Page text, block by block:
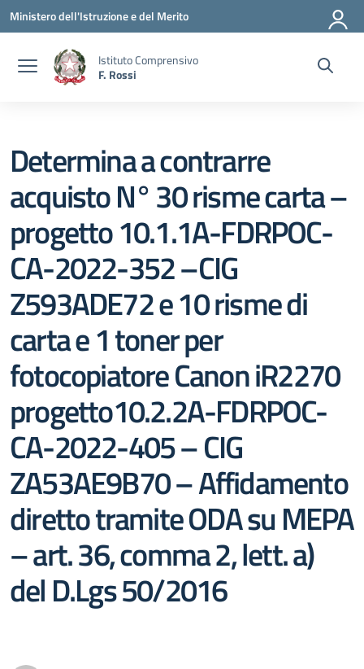
Vai ai contenuti
Vai al menu di navigazione
Vai al footer
Ministero dell'Istruzione e del Merito
Istituto Comprensivo
F. Rossi
Determina a contrarre
acquisto N° 30 risme carta –
progetto 10.1.1A-FDRPOC-
CA-2022-352 –CIG
Z593ADE72 e 10 risme di
carta e 1 toner per
fotocopiatore Canon iR2270
progetto10.2.2A-FDRPOC-
CA-2022-405 – CIG
ZA53AE9B70 – Affidamento
diretto tramite ODA su MEPA
– art. 36, comma 2, lett. a)
del D.Lgs 50/2016